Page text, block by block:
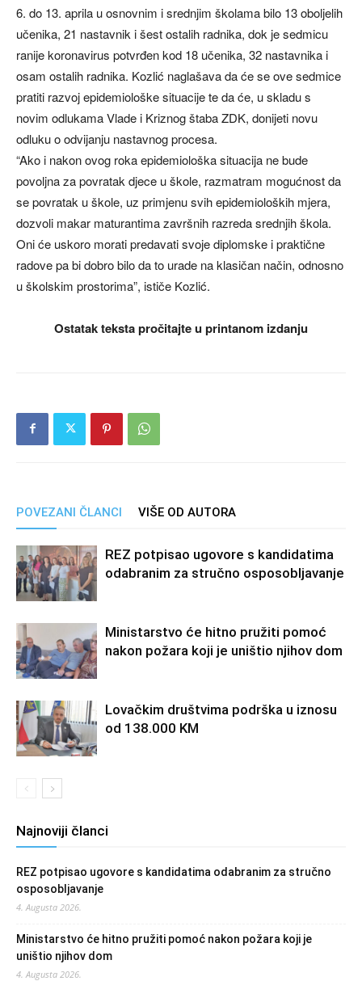
6. do 13. aprila u osnovnim i srednjim školama bilo 13 oboljelih
učenika, 21 nastavnik i šest ostalih radnika, dok je sedmicu
ranije koronavirus potvrđen kod 18 učenika, 32 nastavnika i
osam ostalih radnika. Kozlić naglašava da će se ove sedmice
pratiti razvoj epidemiološke situacije te da će, u skladu s
novim odlukama Vlade i Kriznog štaba ZDK, donijeti novu
odluku o odvijanju nastavnog procesa.
“Ako i nakon ovog roka epidemiološka situacija ne bude
povoljna za povratak djece u škole, razmatram mogućnost da
se povratak u škole, uz primjenu svih epidemioloških mjera,
dozvoli makar maturantima završnih razreda srednjih škola.
Oni će uskoro morati predavati svoje diplomske i praktične
radove pa bi dobro bilo da to urade na klasičan način, odnosno
u školskim prostorima”, ističe Kozlić.
Ostatak teksta pročitajte u printanom izdanju
POVEZANI ČLANCI VIŠE OD AUTORA
REZ potpisao ugovore s kandidatima
odabranim za stručno osposobljavanje
Ministarstvo će hitno pružiti pomoć
nakon požara koji je uništio njihov dom
Lovačkim društvima podrška u iznosu
od 138.000 KM
Najnoviji članci
REZ potpisao ugovore s kandidatima odabranim za stručno
osposobljavanje
4. Augusta 2026.
Ministarstvo će hitno pružiti pomoć nakon požara koji je
uništio njihov dom
4. Augusta 2026.